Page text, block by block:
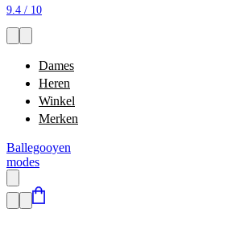
9.4 / 10
Dames
Heren
Winkel
Merken
Ballegooyen
modes